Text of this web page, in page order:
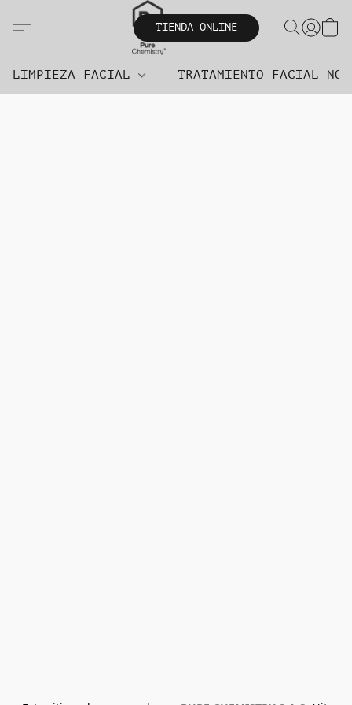
TIENDA ONLINE
LIMPIEZA FACIAL TRATAMIENTO FACIAL